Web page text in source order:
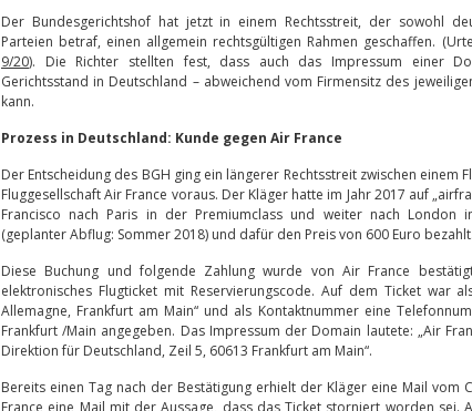
Der Bundesgerichtshof hat jetzt in einem Rechtsstreit, der sowohl
Parteien betraf, einen allgemein rechtsgültigen Rahmen geschaffen.
9/20). Die Richter stellten fest, dass auch das Impressum einer
Gerichtsstand in Deutschland – abweichend vom Firmensitz des
kann.
Prozess in Deutschland: Kunde gegen Air France
Der Entscheidung des BGH ging ein längerer Rechtsstreit zwischen einem
Fluggesellschaft Air France voraus. Der Kläger hatte im Jahr 2017 auf
Francisco nach Paris in der Premiumclass und weiter nach London
(geplanter Abflug: Sommer 2018) und dafür den Preis von 600 Euro bezahlt.
Diese Buchung und folgende Zahlung wurde von Air France
elektronisches Flugticket mit Reservierungscode. Auf dem Ticket war
Allemagne, Frankfurt am Main“ und als Kontaktnummer eine
Frankfurt /Main angegeben. Das Impressum der Domain lautete: „Air
Direktion für Deutschland, Zeil 5, 60613 Frankfurt am Main“.
Bereits einen Tag nach der Bestätigung erhielt der Kläger eine Mail vom
France eine Mail mit der Aussage, dass das Ticket storniert worden sei.